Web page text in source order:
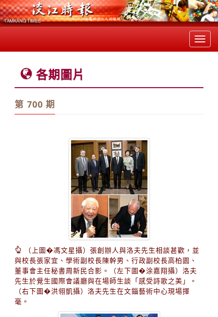
各期圖片
第 700 期
（上圖�馮文星攝）張創辦人與洛夫先生相談甚歡，並
與校長張家宜、學術副校長陳幹男、行政副校長高柏園、
董事會主任秘書周新民合影。（左下圖�涂嘉翔攝）洛夫
先生於覺生國際會議廳與在場師生談「感受詩歌之美」。
（右下圖�洪翎凱攝）洛夫先生在文錙藝術中心現場揮
毫。